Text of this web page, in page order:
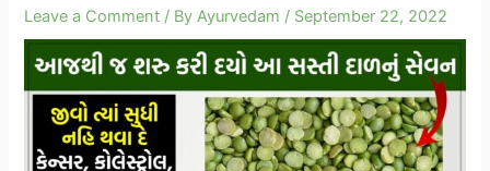
Leave a Comment / ByAyurvedam / September 22, 2022